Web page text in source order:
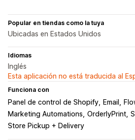
Popular en tiendas como la tuya
Ubicadas en Estados Unidos
Idiomas
Inglés
Esta aplicación no está traducida al
Funciona con
Panel de control de Shopify Email
Marketing Automations OrderlyPrint
Store Pickup + Delivery